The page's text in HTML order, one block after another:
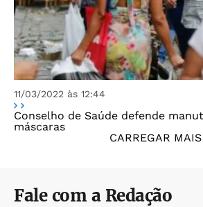
11/03/2022 às 12:44
Conselho de Saúde defende
máscaras
CARREGAR MAIS
Fale com a Redação